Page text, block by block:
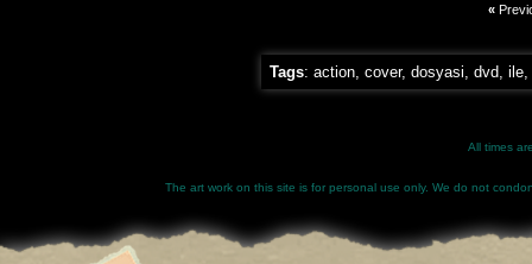
«
Tags: action, cover, dosyasi, dvd, ile,
All times
The art work on this site is for personal use only. We do not